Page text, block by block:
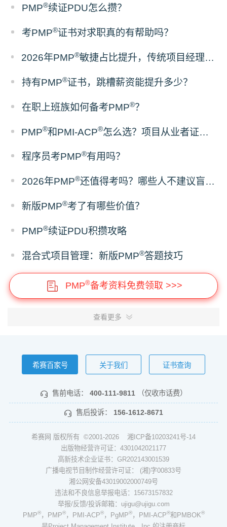
PMP®续证PDU怎么攒？
考PMP®证书对求职真的有帮助吗？
2026年PMP®敏捷占比提升，传统项目经理该如何备考？
持有PMP®证书，跳槽薪资能提升多少？
在职上班族如何备考PMP®？
PMP®和PMI-ACP®怎么选？项目从业者证书报考建议
程序员考PMP®有用吗？
2026年PMP®还值得考吗？哪些人不建议盲目报考
新版PMP®考了有哪些价值？
PMP®续证PDU积攒攻略
混合式项目管理：新版PMP®答题技巧
PMP®备考资料免费领取 >>>
查看更多
希赛百家号 关于我们 证书查询
售前电话： 400-111-9811 （仅收市话费）
售后投诉： 156-1612-8671
希赛网 版权所有 ©2001-2026 湘ICP备10203241号-14
出版物经营许可证：4301042021177
高新技术企业证书：GR202143001539
广播电视节目制作经营许可证： (湘)字00833号
湘公网安备43019002000749号
违法和不良信息举报电话：15673157832
举报/反馈/投诉邮箱：ujigu@ujigu.com
PMP®，PMP®，PMI-ACP®，PgMP®，PMI-ACP®和PMBOK®